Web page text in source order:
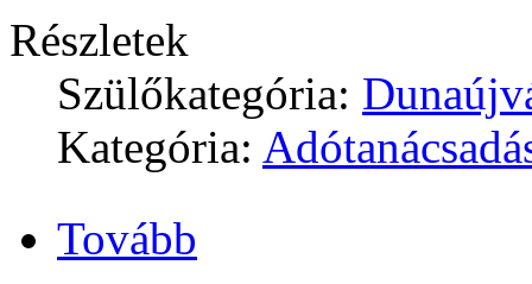
Részletek
Szülőkategória:
Kategória:
Tovább